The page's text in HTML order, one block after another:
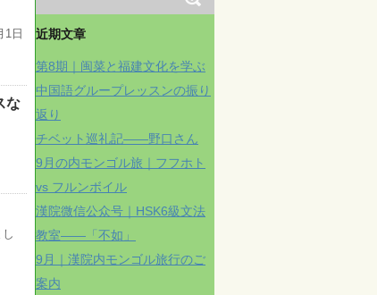
1日
な
近期文章
第8期｜闽菜と福建文化を学ぶ
中国語グループレッスンの振り
返り
チベット巡礼記——野口さん
9月の内モンゴル旅｜フフホト
vs フルンボイル
漢院微信公众号｜HSK6級文法
教室——「不如」
9月｜漢院内モンゴル旅行のご
案内